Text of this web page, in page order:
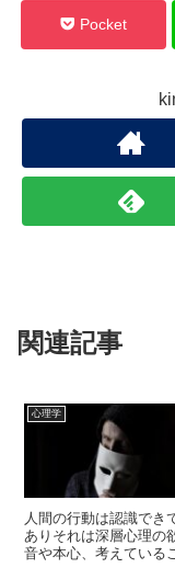
Pocket
関連記事
心理学
人間の行動は認識でき
ありそれは深層心理の
音や本心、考えている